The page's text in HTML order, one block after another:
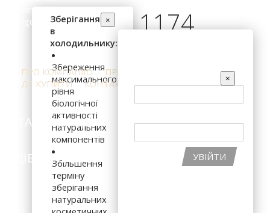
ПРО КОМПАНІЮ ПРЕС-ЦЕНТР
ДЕ КУПИТИ
КОНТАКТИ
КАТАЛОГ ПРОДУКЦІЇ ІНГРЕДІЄНТИ
ПІДІБРАТИ КОСМЕТИКУ АКЦІЇ
×
УВІЙТИ
×
Зберігання
в
холодильнику:
Збереження
максимального
рівня
біологічної
активності
натуральних
компонентів
Збільшення
терміну
зберігання
натуральних
1174
В КОШИК
Для всіх типів шкіри.